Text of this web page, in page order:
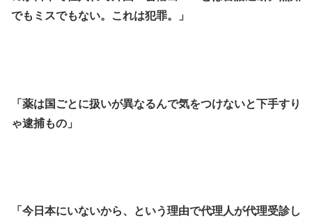
でもミスでもない。これは犯罪。」
「薬は国ごとに扱いが異なるんで気をつけないと下手すり
ゃ逮捕もの」
「今日本にいないから、という理由で代理人が代理受診し